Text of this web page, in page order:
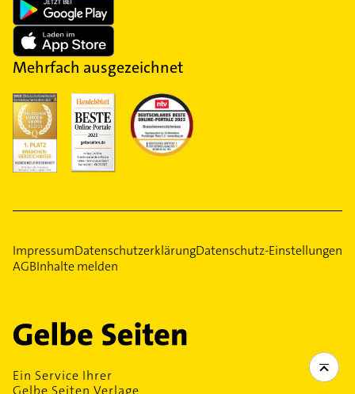
Mehrfach ausgezeichnet
ImpressumDatenschutzerklärungDatenschutz-Einstellungen
AGBInhalte melden
Ein Service Ihrer
Gelbe Seiten Verlage